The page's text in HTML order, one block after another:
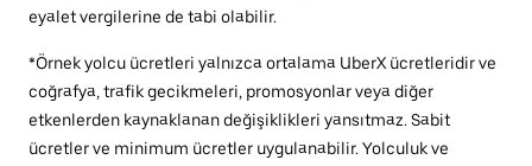
eyalet vergilerine de tabi olabilir.
*Örnek yolcu ücretleri yalnızca ortalama UberX ücretleridir ve
coğrafya, trafik gecikmeleri, promosyonlar veya diğer
etkenlerden kaynaklanan değişiklikleri yansıtmaz. Sabit
ücretler ve minimum ücretler uygulanabilir. Yolculuk ve